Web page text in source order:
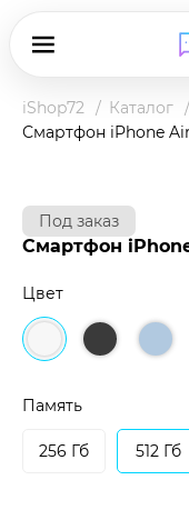
iShop72 Каталог
Смартфон iPhone
Под заказ
Смартфон
Цвет
Память
256 Гб 512 Гб
Чтобы купить товар по
наличными в магазине
Подробнее о клубной